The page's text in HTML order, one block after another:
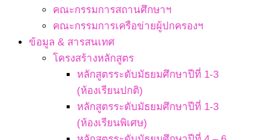
คณะกรรมการสถานศึกษาฯ
คณะกรรมการเครือข่ายผู้ปกครองฯ
ข้อมูล & สารสนเทศ
โครงสร้างหลักสูตร
หลักสูตรระดับมัธยมศึกษาปีที่ 1-3
(ห้องเรียนปกติ)
หลักสูตรระดับมัธยมศึกษาปีที่ 1-3
(ห้องเรียนพิเศษ)